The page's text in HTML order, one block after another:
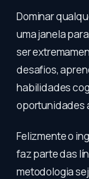
Dominar
uma janela
ser
desafios,
habilidades
oportunidades
Felizmente o
faz parte das
metodologia